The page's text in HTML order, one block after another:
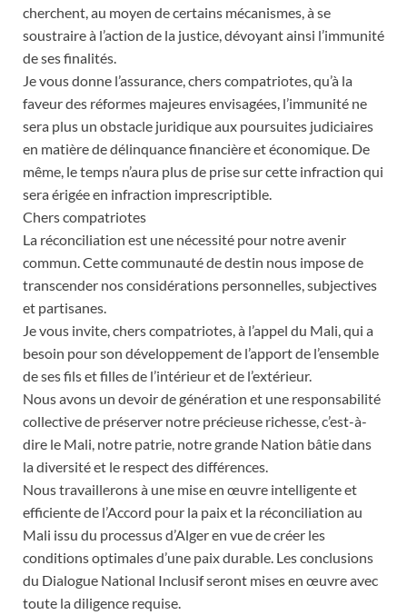
cherchent, au moyen de certains mécanismes, à se
soustraire à l’action de la justice, dévoyant ainsi l’immunité
de ses finalités.
Je vous donne l’assurance, chers compatriotes, qu’à la
faveur des réformes majeures envisagées, l’immunité ne
sera plus un obstacle juridique aux poursuites judiciaires
en matière de délinquance financière et économique. De
même, le temps n’aura plus de prise sur cette infraction qui
sera érigée en infraction imprescriptible.
Chers compatriotes
La réconciliation est une nécessité pour notre avenir
commun. Cette communauté de destin nous impose de
transcender nos considérations personnelles, subjectives
et partisanes.
Je vous invite, chers compatriotes, à l’appel du Mali, qui a
besoin pour son développement de l’apport de l’ensemble
de ses fils et filles de l’intérieur et de l’extérieur.
Nous avons un devoir de génération et une responsabilité
collective de préserver notre précieuse richesse, c’est-à-
dire le Mali, notre patrie, notre grande Nation bâtie dans
la diversité et le respect des différences.
Nous travaillerons à une mise en œuvre intelligente et
efficiente de l’Accord pour la paix et la réconciliation au
Mali issu du processus d’Alger en vue de créer les
conditions optimales d’une paix durable. Les conclusions
du Dialogue National Inclusif seront mises en œuvre avec
toute la diligence requise.